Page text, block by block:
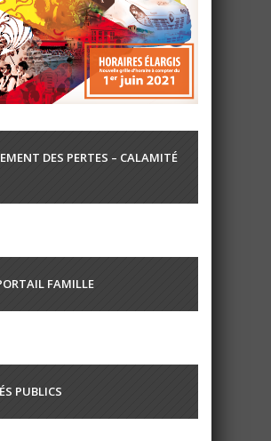
DES PERTES – CALAMITÉ
FAMILLE
PUBLICS